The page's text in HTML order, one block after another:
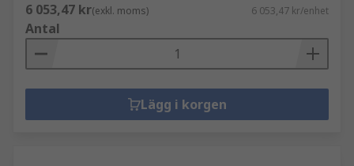
6 053,47 kr(exkl. moms) 6 053,47 kr/enhet
Antal
Lägg i korgen